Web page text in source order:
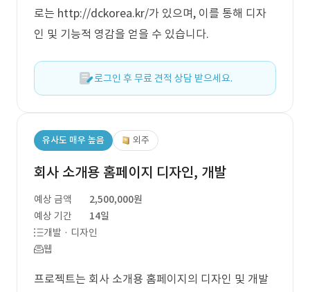
로는 http://dckorea.kr/가 있으며, 이를 통해 디자
인 및 기능적 영감을 얻을 수 있습니다.
로그인 후 무료 견적 상담 받으세요.
유사도 매우 높음 외주
회사 소개용 홈페이지 디자인, 개발
예상 금액
2,500,000원
예상 기간
14일
개발 · 디자인
웹
프로젝트는 회사 소개용 홈페이지의 디자인 및 개발